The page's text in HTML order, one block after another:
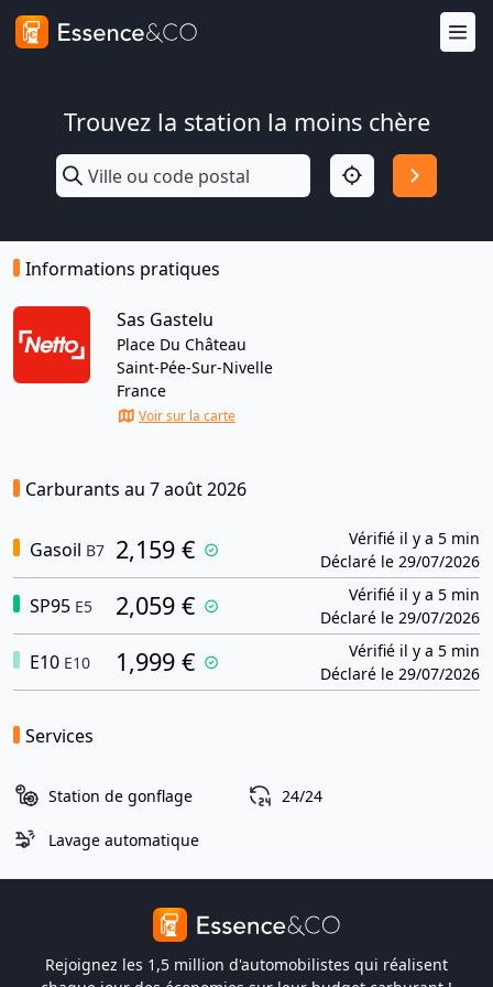
Trouvez la station la moins chère
Informations pratiques
Sas Gastelu
Place Du Château
Saint-Pée-Sur-Nivelle
France
Voir sur la carte
Carburants au 7 août 2026
Gasoil B7 2,159 €
Vérifié il y a 5 min
Déclaré le 29/07/2026
SP95 E5 2,059 €
Vérifié il y a 5 min
Déclaré le 29/07/2026
E10 E10 1,999 €
Vérifié il y a 5 min
Déclaré le 29/07/2026
Services
Station de gonflage 24/24
Lavage automatique
Rejoignez les 1,5 million d'automobilistes qui réalisent